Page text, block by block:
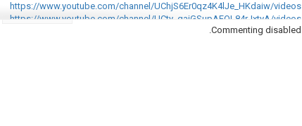
https://www.youtube.com/channel/UChjS6Er0qz4K4lJe_HKdaiw/videos
https://www.youtube.com/channel/UCty_gajGSupAFOL84rJxtyA/videos
https://www.youtube.com/channel/UChJsATefCX0YfKUYZRuRwsQ/videos
Commenting disabled.